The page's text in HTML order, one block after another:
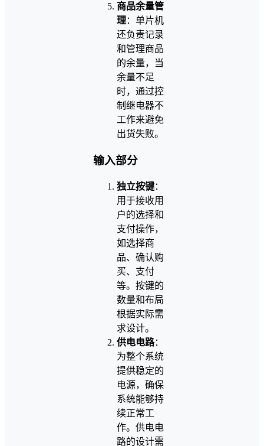
商品余量管
理：单片机
还负责记录
和管理商品
的余量，当
余量不足
时，通过控
制继电器不
工作来避免
出货失败。
输入部分
独立按键：
用于接收用
户的选择和
支付操作，
如选择商
品、确认购
买、支付
等。按键的
数量和布局
根据实际需
求设计。
供电电路：
为整个系统
提供稳定的
电源，确保
系统能够持
续正常工
作。供电电
路的设计需